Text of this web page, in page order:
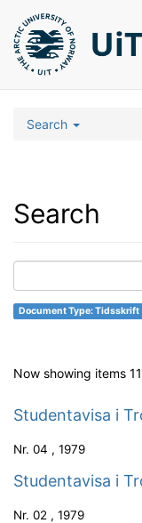
Search
Search
Document Type: Tidsskrift
Now showing items
Studentavisa i
Nr. 04 , 1979
Studentavisa i
Nr. 02 , 1979